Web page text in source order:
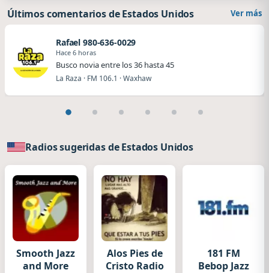
Últimos comentarios de Estados Unidos Ver más
Rafael 980-636-0029
Hace 6 horas
Busco novia entre los 36 hasta 45
La Raza · FM 106.1 · Waxhaw
Radios sugeridas de Estados Unidos
Smooth Jazz
and More
Alos Pies de
Cristo Radio
181 FM
Bebop Jazz